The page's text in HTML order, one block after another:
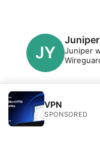
Juniper
VPN
SPONSORED